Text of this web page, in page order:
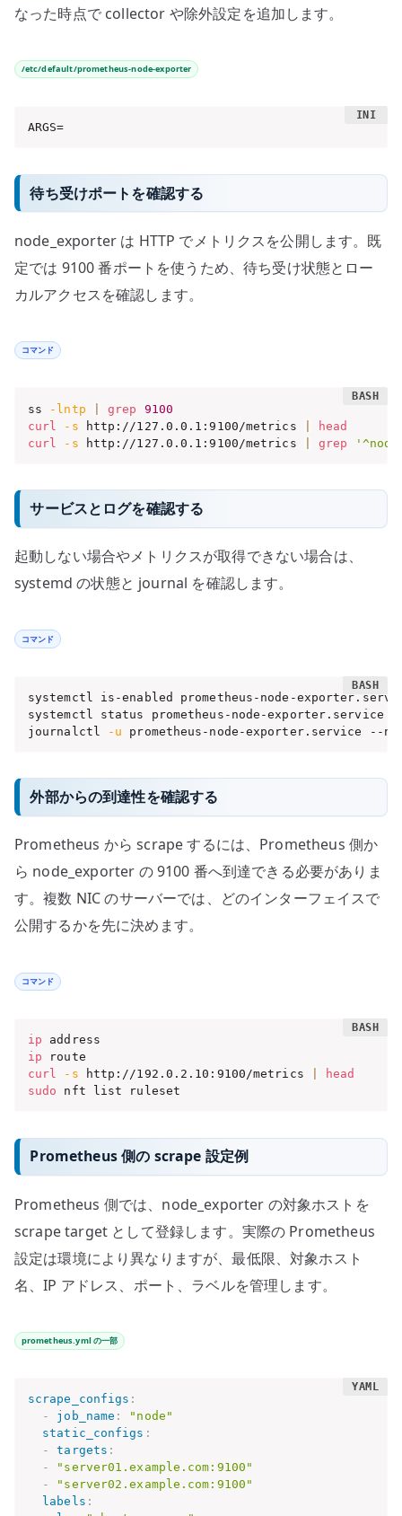
なった時点で collector や除外設定を追加します。
/etc/default/prometheus-node-exporter
ARGS=
待ち受けポートを確認する
node_exporter は HTTP でメトリクスを公開します。既
定では 9100 番ポートを使うため、待ち受け状態とロー
カルアクセスを確認します。
コマンド
ss -lntp grep
9100
curl
-s http://127.0.0.1:9100/metrics
head
curl
-s http://127.0.0.1:9100/metrics grep
サービスとログを確認する
起動しない場合やメトリクスが取得できない場合は、
systemd の状態と journal を確認します。
コマンド
systemctl is-enabled prometheus-node-
systemctl status prometheus-node-exporter.service
journalctl
-u prometheus-node-exporter.service --
外部からの到達性を確認する
Prometheus から scrape するには、Prometheus 側か
ら node_exporter の 9100 番へ到達できる必要がありま
す。複数 NIC のサーバーでは、どのインターフェイスで
公開するかを先に決めます。
コマンド
ip
ip
curl
-s http://192.0.2.10:9100/metrics
head
sudo nft list ruleset
Prometheus 側の scrape 設定例
Prometheus 側では、node_exporter の対象ホストを
scrape target として登録します。実際の Prometheus
設定は環境により異なりますが、最低限、対象ホスト
名、IP アドレス、ポート、ラベルを管理します。
prometheus.yml の一部
scrape_configs :
-
job_name :
"node"
static_configs :
-
targets :
-
"server01.example.com:9100"
-
"server02.example.com:9100"
labels :